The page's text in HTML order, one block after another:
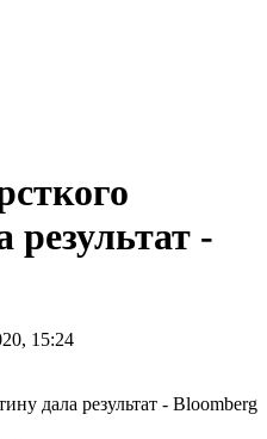
результат -
15:24